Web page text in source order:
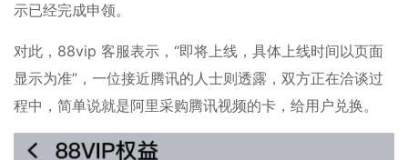
示已经完成申领。
对此，88vip 客服表示，“即将上线，具体上线时间以页面
显示为准”，一位接近腾讯的人士则透露，双方正在洽谈过
程中，简单说就是阿里采购腾讯视频的卡，给用户兑换。